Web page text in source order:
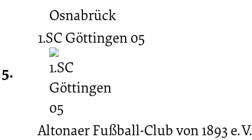
5.
1.SC Göttingen 05
Altonaer Fußball-Club von 1893 e. V.